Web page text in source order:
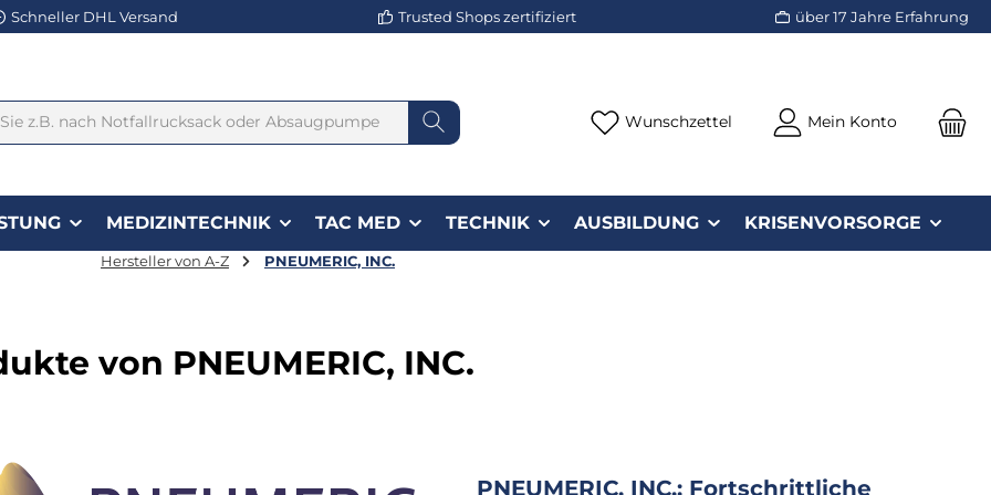
Schneller DHL Versand Trusted Shops zertifiziert über 17 Jahre Erfahrung
Wunschzettel Du hast 0 Produkte auf dem
Mein Konto
MEDIZINTECHNIK TAC MED TECHNIK AUSBILDUNG KRISENVORSORGE
Hersteller von A-Z PNEUMERIC, INC.
von PNEUMERIC, INC.
PNEUMERIC, INC.: Fortschrittliche